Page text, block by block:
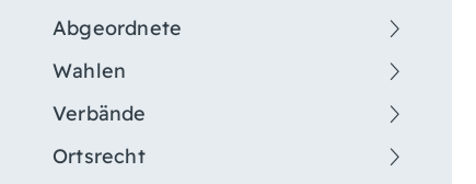
Abgeordnete
Wahlen
Verbände
Ortsrecht